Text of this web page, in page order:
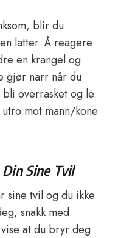
blir du
latter. Å reagere
en krangel og
gjør narr når du
overrasket og le.
mot mann/kone
Sine Tvil
sine tvil og du ikke
snakk med
at du bryr deg